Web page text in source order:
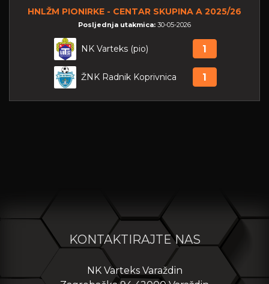
HNLŽM PIONIRKE - CENTAR SKUPINA A 2025/26
Posljednja utakmica: 30-05-2026
NK Varteks (pio) 1
ŽNK Radnik Koprivnica 1
KONTAKTIRAJTE NAS
NK Varteks Varaždin